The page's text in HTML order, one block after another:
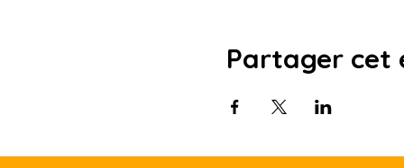
Partager cet